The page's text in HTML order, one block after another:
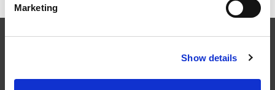
Marketing
Show details
在航空航天、汽车、能源和医疗等领域，部件的高精度加工对最终